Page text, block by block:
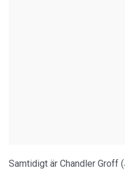
Samtidigt är Chandler Groff (